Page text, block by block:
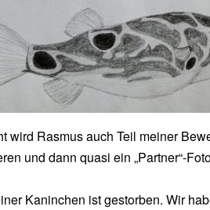
wird Rasmus auch Teil meiner
und dann quasi ein „Partner“-
Kaninchen ist gestorben. Wir